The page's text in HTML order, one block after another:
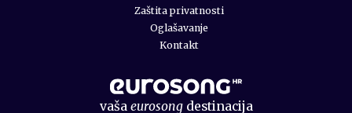
vaša eurosongdestinacija
Zaštita privatnosti
Oglašavanje
Kontakt